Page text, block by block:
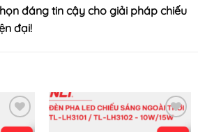
đáng tin cậy cho giải pháp chiếu
đại!